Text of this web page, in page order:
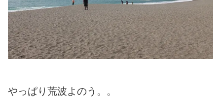
やっぱり荒波よのう。。